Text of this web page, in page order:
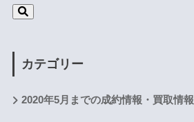
カテゴリー
2020年5月までの成約情報・買取情報